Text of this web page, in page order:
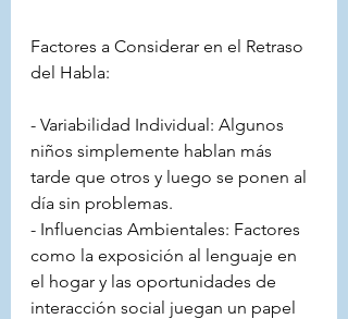
Factores a Considerar en el Retraso
del Habla:
- Variabilidad Individual: Algunos
niños simplemente hablan más
tarde que otros y luego se ponen al
día sin problemas.
- Influencias Ambientales: Factores
como la exposición al lenguaje en
el hogar y las oportunidades de
interacción social juegan un papel